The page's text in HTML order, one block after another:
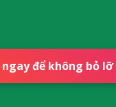
ngay để không bỏ